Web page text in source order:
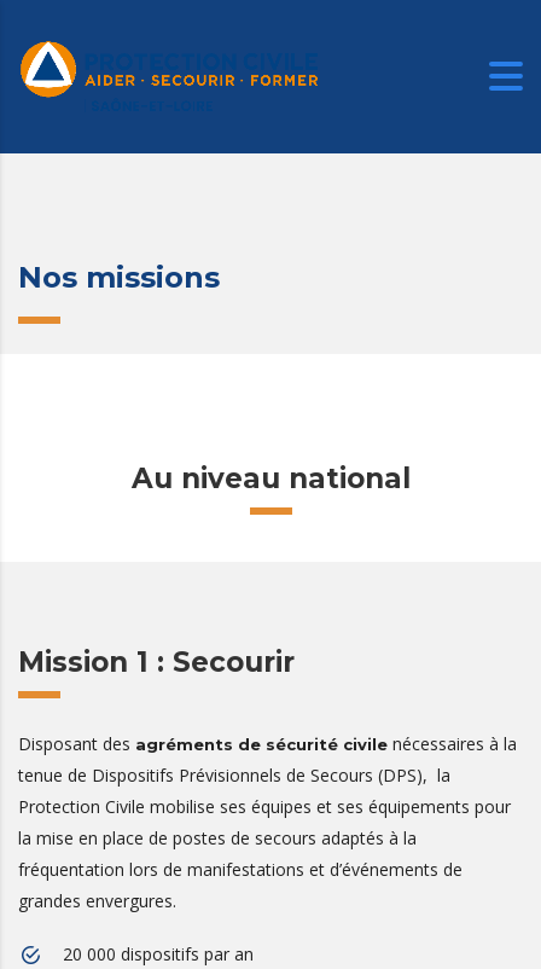
Nos missions
Au niveau national
Mission 1 : Secourir
Disposant des agréments de sécurité civile nécessaires à la
tenue de Dispositifs Prévisionnels de Secours (DPS), la
Protection Civile mobilise ses équipes et ses équipements pour
la mise en place de postes de secours adaptés à la
fréquentation lors de manifestations et d’événements de
grandes envergures.
20 000 dispositifs par an